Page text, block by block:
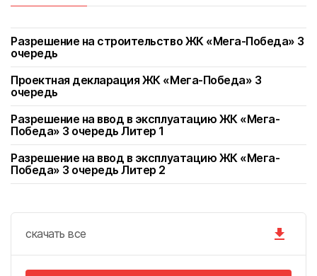
Разрешение на строительство ЖК «Мега-Победа» 3
очередь
Проектная декларация ЖК «Мега-Победа» 3
очередь
Разрешение на ввод в эксплуатацию ЖК «Мега-
Победа» 3 очередь Литер 1
Разрешение на ввод в эксплуатацию ЖК «Мега-
Победа» 3 очередь Литер 2
скачатьвсе